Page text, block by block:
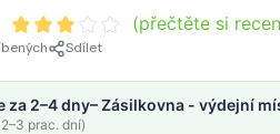
(přečtěte si
Sdílet
za 2–4 dny– Zásilkovna - výdejní
prac. dní)